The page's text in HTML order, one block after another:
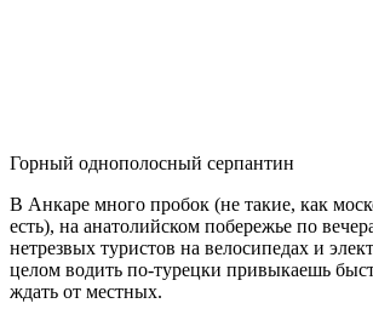
Горный однополосный серпантин
В Анкаре много пробок (не такие, как
есть), на анатолийском побережье по
нетрезвых туристов на велосипедах и
целом водить по-турецки привыкаешь
ждать от местных.